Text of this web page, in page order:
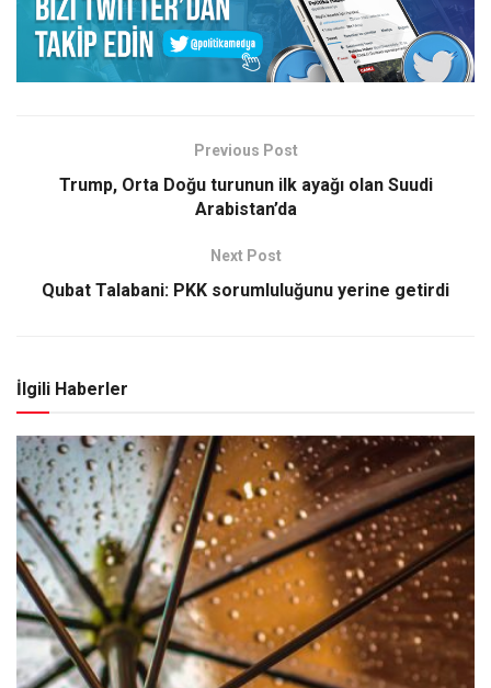
Previous Post
Trump, Orta Doğu turunun ilk ayağı olan Suudi
Arabistan’da
Next Post
Qubat Talabani: PKK sorumluluğunu yerine getirdi
İlgili Haberler